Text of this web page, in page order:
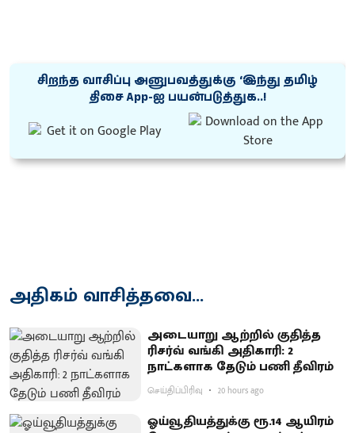
சிறந்த வாசிப்பு அனுபவத்துக்கு ‘இந்து தமிழ்
திசை App-ஐ பயன்படுத்துக..!
அதிகம் வாசித்தவை...
அடையாறு ஆற்றில் குதித்த
ரிசர்வ் வங்கி அதிகாரி: 2
நாட்களாக தேடும் பணி தீவிரம்
செய்திப்பிரிவு 20 hours ago
ஓய்வூதியத்துக்கு ரூ.14 ஆயிரம்